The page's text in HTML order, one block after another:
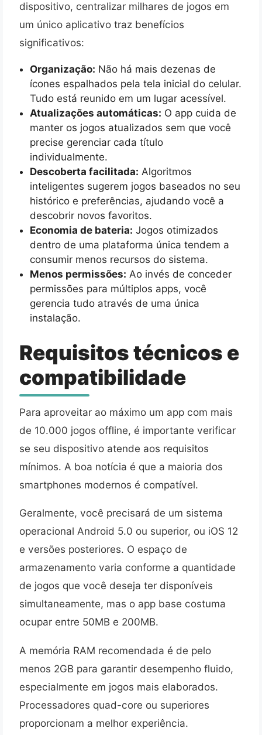
dispositivo, centralizar milhares de jogos em
um único aplicativo traz benefícios
significativos:
Organização: Não há mais dezenas de
ícones espalhados pela tela inicial do celular.
Tudo está reunido em um lugar acessível.
Atualizações automáticas: O app cuida de
manter os jogos atualizados sem que você
precise gerenciar cada título
individualmente.
Descoberta facilitada: Algoritmos
inteligentes sugerem jogos baseados no seu
histórico e preferências, ajudando você a
descobrir novos favoritos.
Economia de bateria: Jogos otimizados
dentro de uma plataforma única tendem a
consumir menos recursos do sistema.
Menos permissões: Ao invés de conceder
permissões para múltiplos apps, você
gerencia tudo através de uma única
instalação.
Requisitos técnicos e
compatibilidade
Para aproveitar ao máximo um app com mais
de 10.000 jogos offline, é importante verificar
se seu dispositivo atende aos requisitos
mínimos. A boa notícia é que a maioria dos
smartphones modernos é compatível.
Geralmente, você precisará de um sistema
operacional Android 5.0 ou superior, ou iOS 12
e versões posteriores. O espaço de
armazenamento varia conforme a quantidade
de jogos que você deseja ter disponíveis
simultaneamente, mas o app base costuma
ocupar entre 50MB e 200MB.
A memória RAM recomendada é de pelo
menos 2GB para garantir desempenho fluido,
especialmente em jogos mais elaborados.
Processadores quad-core ou superiores
proporcionam a melhor experiência.